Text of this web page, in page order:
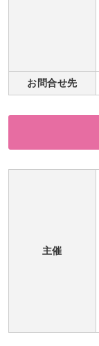
お問合せ先
主催